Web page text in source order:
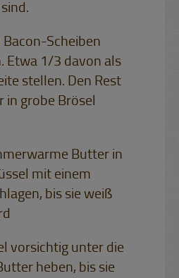
Bacon-Scheiben
Etwa 1/3 davon als
stellen. Den Rest
in grobe Brösel
Butter in
mit einem
bis sie weiß
vorsichtig unter die
heben, bis sie